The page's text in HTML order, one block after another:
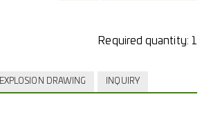
Required quantity: 1
EXPLOSION DRAWING INQUIRY